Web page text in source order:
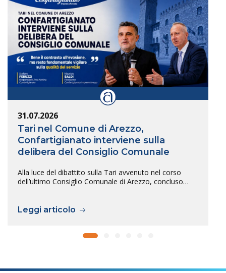
31.07.2026
Tari nel Comune di Arezzo,
Confartigianato interviene sulla
delibera del Consiglio Comunale
Alla luce del dibattito sulla Tari avvenuto nel corso
dell’ultimo Consiglio Comunale di Arezzo, concluso…
Leggi articolo